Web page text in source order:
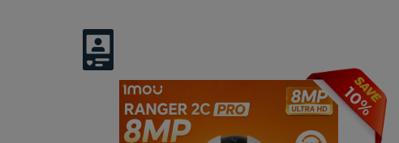
THÔNG SỖ KỸ THUẬT
10%